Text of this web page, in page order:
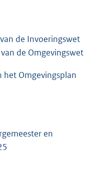
de Invoeringswet
de Omgevingswet
het Omgevingsplan
en